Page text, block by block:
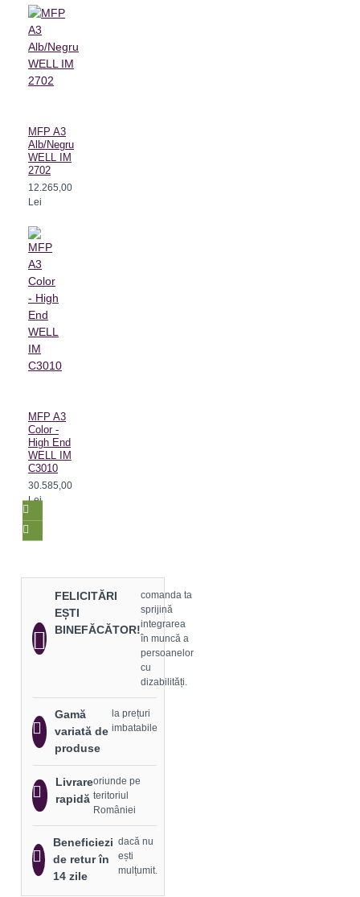
MFP A3
Alb/Negru
WELL IM
2702
12.265,00
Lei
MFP A3
Color -
High End
WELL IM
C3010
30.585,00
Lei
FELICITĂRI
EȘTI
BINEFĂCĂTOR!
comanda ta
sprijină
integrarea
în muncă a
persoanelor
cu
dizabilități.
Gamă
variată de
produse
la prețuri
imbatabile
Livrare
rapidă
oriunde pe
teritoriul
României
Beneficiezi
de retur în
14 zile
dacă nu
ești
mulțumit.